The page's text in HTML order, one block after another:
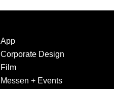
App
Corporate Design
Film
Messen + Events